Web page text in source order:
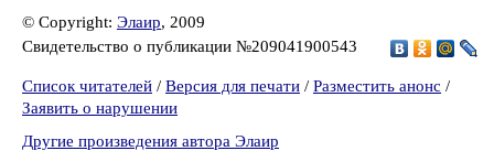
© Copyright: Элаир, 2009
Свидетельство о публикации №209041900543
Список читателей / Версия для печати / Разместить анонс /
Заявить о нарушении
Другие произведения автора Элаир